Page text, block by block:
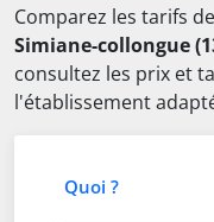
Comparez les tarifs
Simiane-collongue
consultez les prix et
l'établissement
Quoi ?